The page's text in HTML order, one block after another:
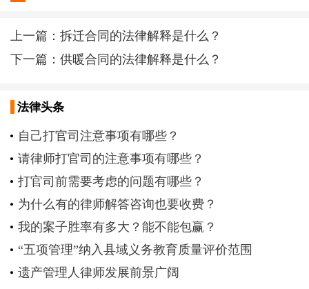
上一篇：拆迁合同的法律解释是什么？
下一篇：供暖合同的法律解释是什么？
法律头条
自己打官司注意事项有哪些？
请律师打官司的注意事项有哪些？
打官司前需要考虑的问题有哪些？
为什么有的律师解答咨询也要收费？
我的案子胜率有多大？能不能包赢？
“五项管理”纳入县域义务教育质量评价范围
遗产管理人律师发展前景广阔